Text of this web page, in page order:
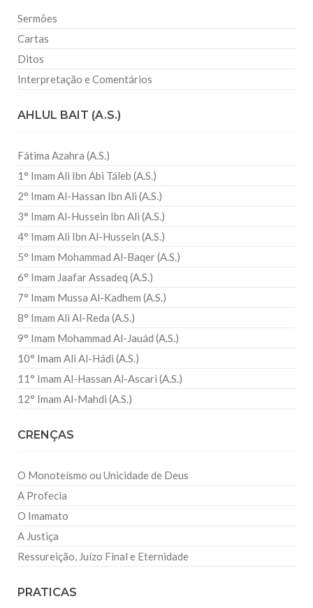
Sermões
Cartas
Ditos
Interpretação e Comentários
AHLUL BAIT (A.S.)
Fátima Azahra (A.S.)
1° Imam Ali Ibn Abi Táleb (A.S.)
2° Imam Al-Hassan Ibn Ali (A.S.)
3° Imam Al-Hussein Ibn Ali (A.S.)
4° Imam Ali Ibn Al-Hussein (A.S.)
5° Imam Mohammad Al-Baqer (A.S.)
6° Imam Jaafar Assadeq (A.S.)
7° Imam Mussa Al-Kadhem (A.S.)
8° Imam Ali Al-Reda (A.S.)
9° Imam Mohammad Al-Jauád (A.S.)
10° Imam Ali Al-Hádi (A.S.)
11° Imam Al-Hassan Al-Ascari (A.S.)
12° Imam Al-Mahdi (A.S.)
CRENÇAS
O Monoteísmo ou Unicidade de Deus
A Profecia
O Imamato
A Justiça
Ressureição, Juízo Final e Eternidade
PRATICAS